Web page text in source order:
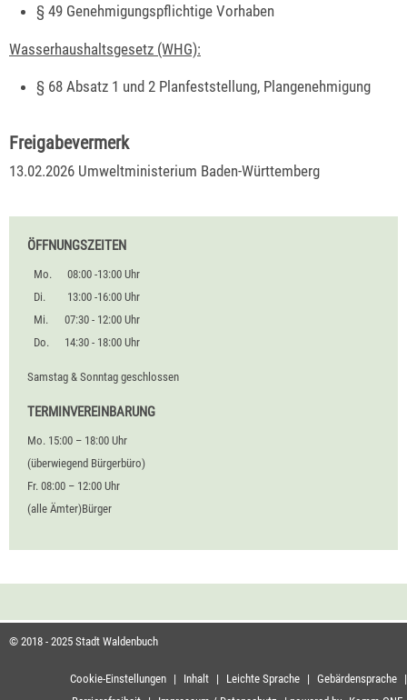
§ 49 Genehmigungspflichtige Vorhaben
Wasserhaushaltsgesetz (WHG):
§ 68 Absatz 1 und 2 Planfeststellung, Plangenehmigung
Freigabevermerk
13.02.2026 Umweltministerium Baden-Württemberg
ÖFFNUNGSZEITEN
Mo.
08:00 -13:00 Uhr
Di.
13:00 -16:00 Uhr
Mi.
07:30 - 12:00 Uhr
Do.
14:30 - 18:00 Uhr
Samstag & Sonntag geschlossen
TERMINVEREINBARUNG
Mo. 15:00 – 18:00 Uhr
(überwiegend Bürgerbüro)
Fr. 08:00 – 12:00 Uhr
(alle Ämter)Bürger
© 2018 - 2025 Stadt Waldenbuch
Cookie-Einstellungen | Inhalt | Leichte Sprache | Gebärdensprache |